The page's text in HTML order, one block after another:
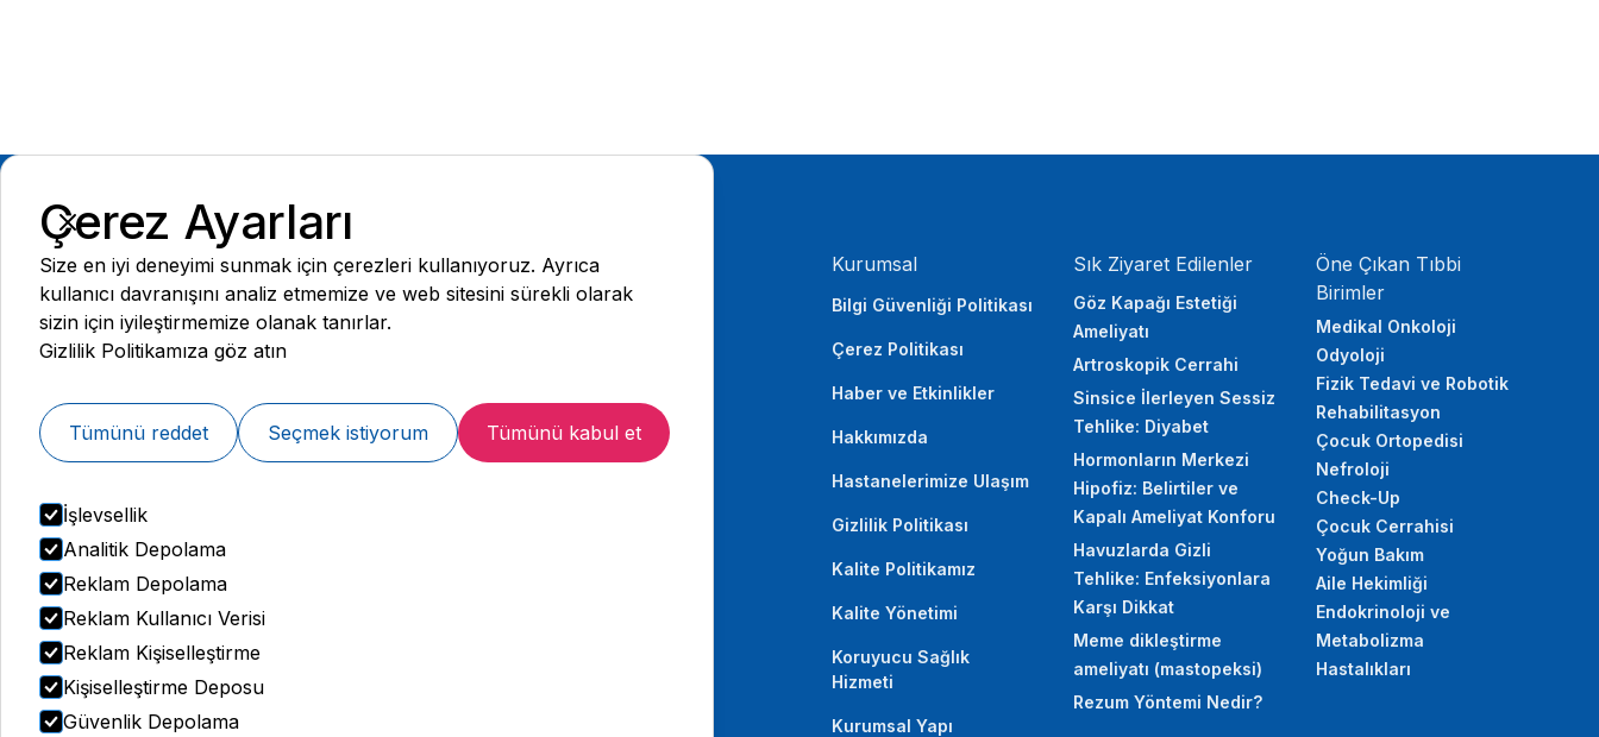
Çerez Ayarları
Size en iyi deneyimi sunmak için çerezleri kullanıyoruz. Ayrıca
kullanıcı davranışını analiz etmemize ve web sitesini sürekli olarak
sizin için iyileştirmemize olanak tanırlar.
Gizlilik Politikamıza göz atın
Tümünü reddet Seçmek istiyorum Tümünü kabul et
İşlevsellik
Analitik Depolama
Reklam Depolama
Reklam Kullanıcı Verisi
Reklam Kişiselleştirme
Kişiselleştirme Deposu
Güvenlik Depolama
Web ve Tıbbi Yayın Kurulu
İletişim:
444 77 99
Kurumsal
Bilgi Güvenliği Politikası
Çerez Politikası
Haber ve Etkinlikler
Hakkımızda
Hastanelerimize Ulaşım
Gizlilik Politikası
Kalite Politikamız
Kalite Yönetimi
Koruyucu Sağlık
Hizmeti
Kurumsal Yapı
Sık Ziyaret Edilenler
Göz Kapağı Estetiği
Ameliyatı
Artroskopik Cerrahi
Sinsice İlerleyen Sessiz
Tehlike: Diyabet
Hormonların Merkezi
Hipofiz: Belirtiler ve
Kapalı Ameliyat Konforu
Havuzlarda Gizli
Tehlike: Enfeksiyonlara
Karşı Dikkat
Meme dikleştirme
ameliyatı (mastopeksi)
Rezum Yöntemi Nedir?
Öne Çıkan Tıbbi
Birimler
Medikal Onkoloji
Odyoloji
Fizik Tedavi ve Robotik
Rehabilitasyon
Çocuk Ortopedisi
Nefroloji
Check-Up
Çocuk Cerrahisi
Yoğun Bakım
Aile Hekimliği
Endokrinoloji ve
Metabolizma
Hastalıkları